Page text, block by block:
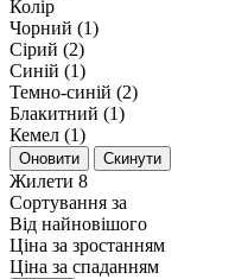
Колір
Чорний (1)
Сірий (2)
Синій (1)
Темно-синій (2)
Блакитний (1)
Кемел (1)
Оновити Скинути
Жилети 8
Сортування за
Від найновішого
Ціна за зростанням
Ціна за спаданням